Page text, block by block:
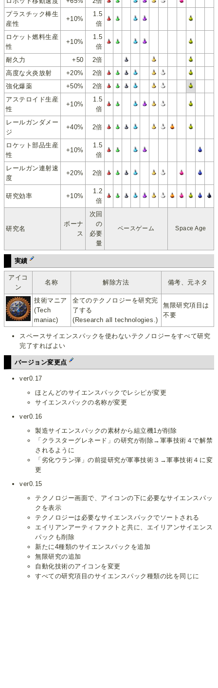
研究名
ボーナ
ス
次回
の
必要
量
ベースゲーム Space Age
プラスチック棒生
産性
+10%
1.5
倍
ロケット燃料生産
性
+10%
1.5
倍
耐久力
+50
2倍
高度な火炎放射
+20%
2倍
強化爆薬
+50%
2倍
アステロイド生産
性
+10%
1.5
倍
レールガンダメー
ジ
+40% 2倍
ロケット部品生産
性
+10%
1.5
倍
レールガン連射速
度
+20% 2倍
研究効率 +10%
1.2
倍
実績
アイコ
ン
名称 解除方法 備考、元ネタ
技術マニア
(Tech
maniac)
全てのテクノロジーを研究完
了する
(Research all technologies.)
無限研究項目は
不要
スペースサイエンスパックを使わないテクノロジーをすべて研究
完了すればよい
バージョン変更点
ver0.17
ほとんどのサイエンスパックでレシピが変更
サイエンスパックの名称が変更
ver0.16
製造サイエンスパックの素材から組立機1が削除
「クラスターグレネード」の研究が削除→軍事技術４で解禁
されるように
「劣化ウラン弾」の前提研究が軍事技術３→軍事技術４に変
更
ver0.15
テクノロジー画面で、アイコンの下に必要なサイエンスパッ
クを表示
テクノロジーは必要なサイエンスパックでソートされる
エイリアンアーティファクトと共に、エイリアンサイエンス
パックも削除
新たに4種類のサイエンスパックを追加
無限研究の追加
自動化技術のアイコンを変更
すべての研究項目のサイエンスパック種類の比を同じに